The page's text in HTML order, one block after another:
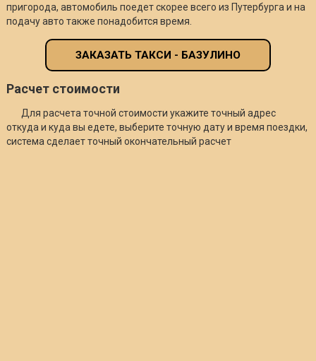
пригорода, автомобиль поедет скорее всего из Путербурга и на
подачу авто также понадобится время.
ЗАКАЗАТЬ ТАКСИ - БАЗУЛИНО
Расчет стоимости
Для расчета точной стоимости укажите точный адрес
откуда и куда вы едете, выберите точную дату и время поездки,
система сделает точный окончательный расчет